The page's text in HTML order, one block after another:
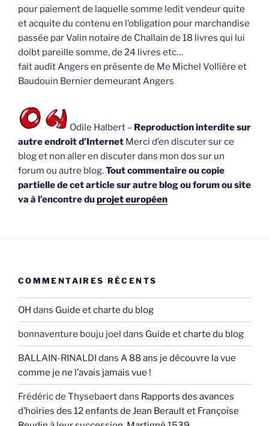
pour paiement de laquelle somme ledit vendeur quite
et acquite du contenu en l’obligation pour marchandise
passée par Valin notaire de Challain de 18 livres qui lui
doibt pareille somme, de 24 livres etc…
fait audit Angers en présente de Me Michel Vollière et
Baudouin Bernier demeurant Angers
Odile Halbert – Reproduction interdite sur
autre endroit d’Internet Merci d’en discuter sur ce
blog et non aller en discuter dans mon dos sur un
forum ou autre blog.Tout commentaire ou copie
partielle de cet article sur autre blog ou forum ou site
va à l’encontre duprojet européen
COMMENTAIRES RÉCENTS
OH dans Guide et charte du blog
bonnaventure bouju joel dans Guide et charte du blog
BALLAIN-RINALDI dans A 88 ans je découvre la vue
comme je ne l’avais jamais vue !
Frédéric de Thysebaertdans Rapports des avances
d’hoiries des 12 enfants de Jean Berault et Françoise